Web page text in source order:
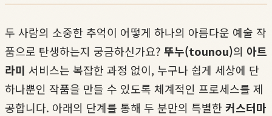
두 사람의 소중한 추억이 어떻게 하나의 아름다운 예술 작
품으로 탄생하는지 궁금하신가요? 뚜누(tounou)의 아트
라미 서비스는 복잡한 과정 없이, 누구나 쉽게 세상에 단
하나뿐인 작품을 만들 수 있도록 체계적인 프로세스를 제
공합니다. 아래의 단계를 통해 두 분만의 특별한 커스터마